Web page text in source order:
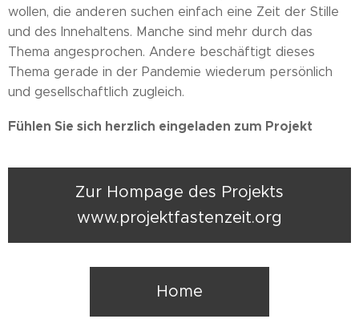
wollen, die anderen suchen einfach eine Zeit der Stille
und des Innehaltens. Manche sind mehr durch das
Thema angesprochen. Andere beschäftigt dieses
Thema gerade in der Pandemie wiederum persönlich
und gesellschaftlich zugleich.
Fühlen Sie sich herzlich eingeladen zum Projekt
Zur Hompage des Projekts
www.projektfastenzeit.org
Home